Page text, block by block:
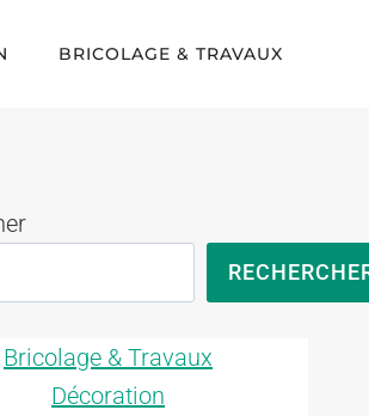
BRICOLAGE & TRAVAUX
Bricolage & Travaux
Décoration